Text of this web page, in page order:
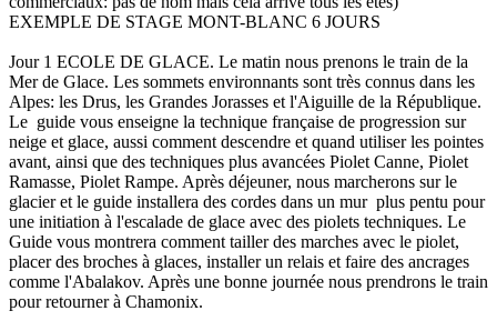
EXEMPLE DE STAGE MONT-BLANC 6 JOURS
Jour 1 ECOLE DE GLACE. Le matin nous prenons le train de la
Mer de Glace. Les sommets environnants sont très connus dans les
Alpes: les Drus, les Grandes Jorasses et l'Aiguille de la République.
Le guide vous enseigne la technique française de progression sur
neige et glace, aussi comment descendre et quand utiliser les pointes
avant, ainsi que des techniques plus avancées Piolet Canne, Piolet
Ramasse, Piolet Rampe. Après déjeuner, nous marcherons sur le
glacier et le guide installera des cordes dans un mur plus pentu pour
une initiation à l'escalade de glace avec des piolets techniques. Le
Guide vous montrera comment tailler des marches avec le piolet,
placer des broches à glaces, installer un relais et faire des ancrages
comme l'Abalakov. Après une bonne journée nous prendrons le train
pour retourner à Chamonix.